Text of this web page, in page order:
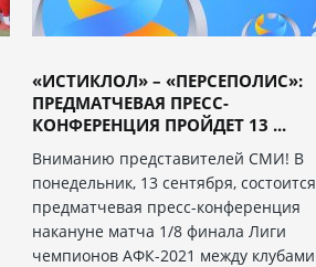
«ИСТИКЛОЛ» – «ПЕРСЕПОЛИС»:
ПРЕДМАТЧЕВАЯ ПРЕСС-
КОНФЕРЕНЦИЯ ПРОЙДЕТ 13 ...
Вниманию представителей СМИ! В
понедельник, 13 сентября, состоится
предматчевая пресс-конференция
накануне матча 1/8 финала Лиги
чемпионов АФК-2021 между клубами